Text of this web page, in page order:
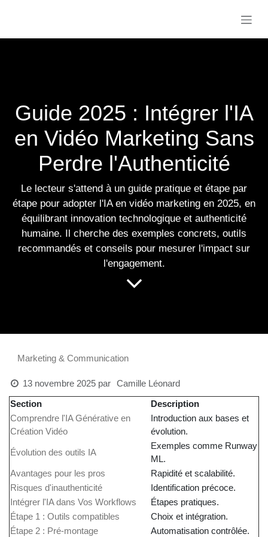
Guide 2025 : Intégrer
l'IA en Vidéo Marketing
Sans Perdre
l'Authenticité
Le lecteur s'attend à un guide pratique et étape
par étape pour adopter l'IA en vidéo marketing
en 2025, en équilibrant innovation technologique
et authenticité humaine. Il cherche des exemples
concrets, outils recommandés et conseils pour
mesurer l'impact sur l'engagement.
Marketing & Communication
13 novembre 2025par Camille Léonard
Section
Description
Comprendre l'IA Générative en
Création Vidéo
Introduction aux bases
et évolution.
Évolution des outils IA
Exemples comme
Runway ML.
Avantages pour les pros
Rapidité et scalabilité.
Risques d'inauthenticité
Identification précoce.
Intégrer l'IA dans Vos
Workflows
Étapes pratiques.
Étape 1 : Outils compatibles
Choix et intégration.